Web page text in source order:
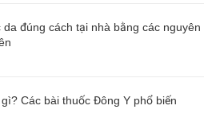
da đúng cách tại nhà bằng các nguyên
Các bài thuốc Đông Y phổ biến